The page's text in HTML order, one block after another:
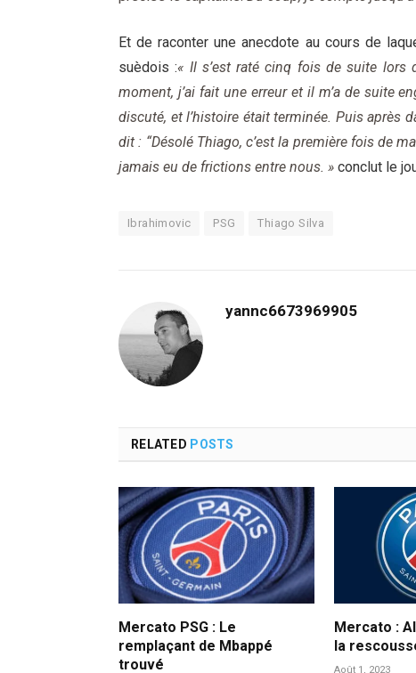
Et de raconter une anecdote au cours de
suèdois :« Il s’est raté cinq fois de suite lors
moment, j’ai fait une erreur et il m’a de suite
discuté, et l’histoire était terminée. Puis après
dit : “Désolé Thiago, c’est la première fois de
jamais eu de frictions entre nous. » conclut le
Ibrahimovic PSG Thiago Silva
yannc6673969905
RELATED POSTS
Mercato PSG : Le
remplaçant de Mbappé
trouvé
Mercato :
la
Août 1, 2023